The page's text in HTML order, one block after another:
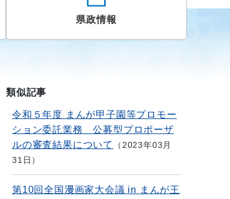
県政情報
類似記事
令和５年度 まんが甲子園等プロモー
ション委託業務 公募型プロポーザ
ルの審査結果について
2023年03月
31日
第10回全国漫画家大会議 in まんが王